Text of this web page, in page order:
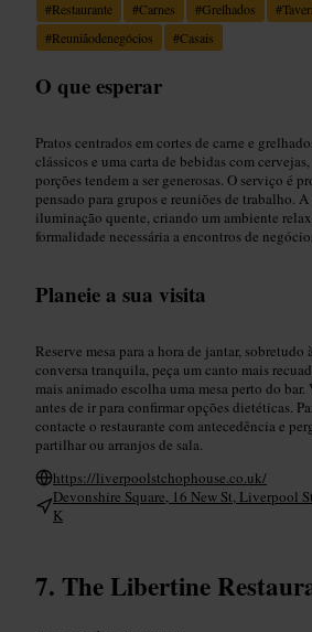
#Restaurante #Carnes #Grelhados #
#Reuniãodenegócios #Casais
O que esperar
Pratos centrados em cortes de carne e
clássicos e uma carta de bebidas com
porções tendem a ser generosas. O serviço é
pensado para grupos e reuniões de trabalho.
iluminação quente, criando um ambiente
formalidade necessária a encontros de
Planeie a sua visita
Reserve mesa para a hora de jantar, sobretudo
conversa tranquila, peça um canto mais
mais animado escolha uma mesa perto do
antes de ir para confirmar opções dietéticas.
contacte o restaurante com antecedência e
partilhar ou arranjos de sala.
https://liverpoolstchophouse.co.uk/
Devonshire Square, 16 New St, Liverpool
K
The Libertine